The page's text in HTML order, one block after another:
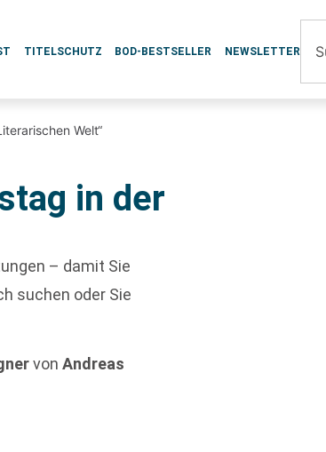
TITELSCHUTZ BOD-BESTSELLER NEWSLETTER
Welt“
in der
– damit Sie
suchen oder Sie
vonAndreas